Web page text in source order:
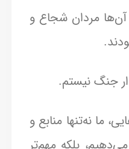
آن‌ها مردان شجاع و
جنگ نیستم.
ما نه‌تنها منابع و